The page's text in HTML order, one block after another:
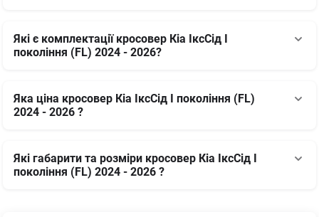
Які є комплектації кросовер Кіа ІксСід І
покоління (FL) 2024 - 2026?
Яка ціна кросовер Кіа ІксСід І покоління (FL)
2024 - 2026 ?
Які габарити та розміри кросовер Кіа ІксСід І
покоління (FL) 2024 - 2026 ?